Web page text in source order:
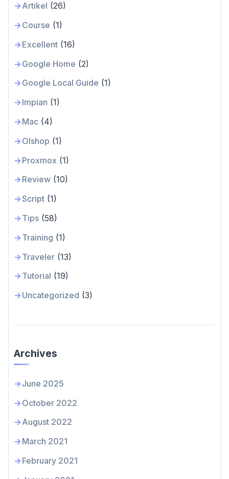
Artikel (26)
Course (1)
Excellent(16)
Google Home (2)
Google Local Guide (1)
Impian (1)
Mac(4)
Olshop (1)
Proxmox (1)
Review(10)
Script(1)
Tips(58)
Training (1)
Traveler(13)
Tutorial (19)
Uncategorized (3)
Archives
June 2025
October 2022
August 2022
March 2021
February 2021